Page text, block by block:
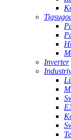
Inverter